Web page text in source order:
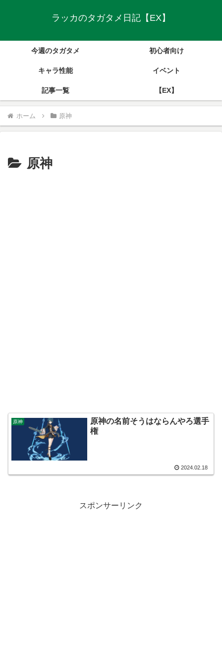
ラッカのタガタメ日記【EX】
今週のタガタメ 初心者向け
キャラ性能 イベント
記事一覧 【EX】
ホーム 原神
原神
原神
原神の名前そうはならんやろ選手
権
2024.02.18
スポンサーリンク